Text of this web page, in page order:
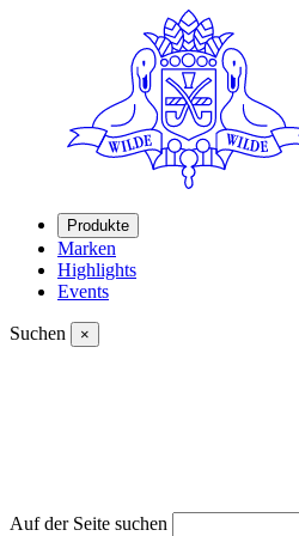
Produkte
Marken
Highlights
Events
Suchen ×
Auf der Seite suchen